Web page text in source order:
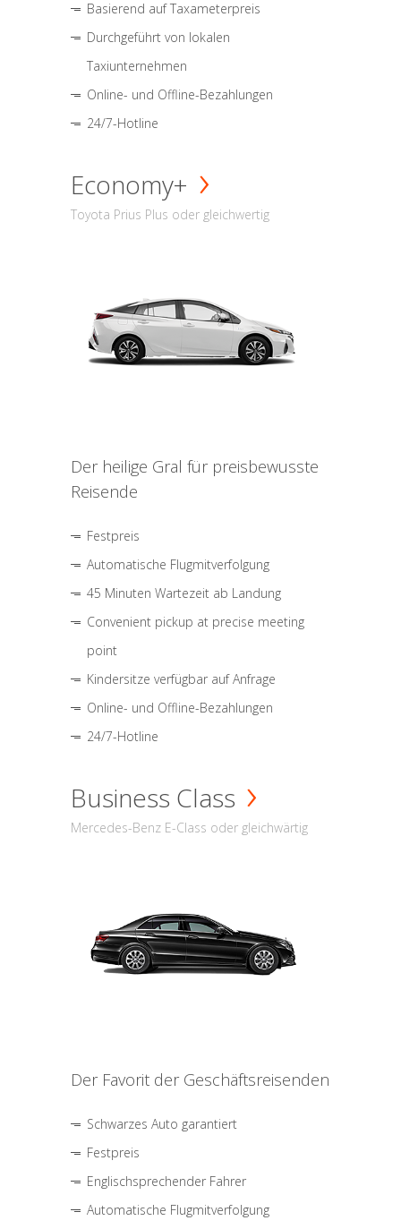
Basierend auf Taxameterpreis
Durchgeführt von lokalen
Taxiunternehmen
Online- und Offline-Bezahlungen
24/7-Hotline
Economy+
Toyota Prius Plus oder gleichwertig
Der heilige Gral für preisbewusste
Reisende
Festpreis
Automatische Flugmitverfolgung
45 Minuten Wartezeit ab Landung
Convenient pickup at precise meeting
point
Kindersitze verfügbar auf Anfrage
Online- und Offline-Bezahlungen
24/7-Hotline
Business Class
Mercedes-Benz E-Class oder gleichwärtig
Der Favorit der Geschäftsreisenden
Schwarzes Auto garantiert
Festpreis
Englischsprechender Fahrer
Automatische Flugmitverfolgung